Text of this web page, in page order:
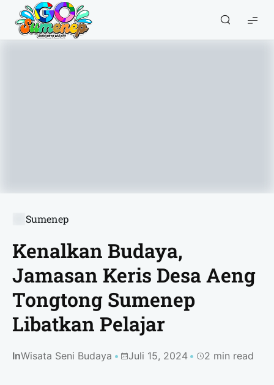
GO
Sumenep
Sumenep
Kenalkan Budaya,
Jamasan Keris Desa Aeng
Tongtong Sumenep
Libatkan Pelajar
InWisata Seni Budaya Juli 15, 2024 2 min read